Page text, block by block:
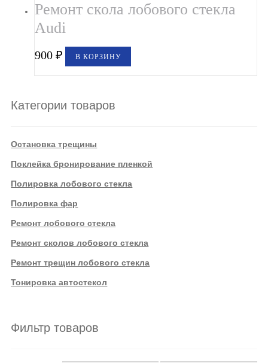
Ремонт скола лобового стекла
Audi
900₽ В КОРЗИНУ
Категории товаров
Остановка трещины
Поклейка бронирование пленкой
Полировка лобового стекла
Полировка фар
Ремонт лобового стекла
Ремонт сколов лобового стекла
Ремонт трещин лобового стекла
Тонировка автостекол
Фильтр товаров